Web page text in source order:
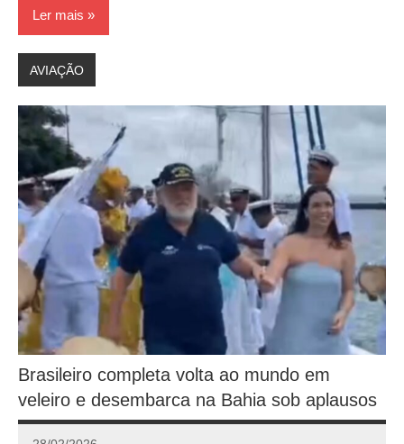
Ler mais
AVIAÇÃO
Brasileiro completa volta ao mundo em
veleiro e desembarca na Bahia sob aplausos